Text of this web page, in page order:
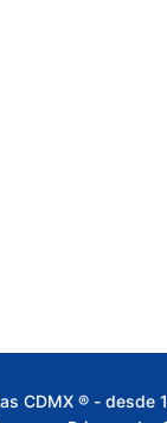
CDMX ® - desde